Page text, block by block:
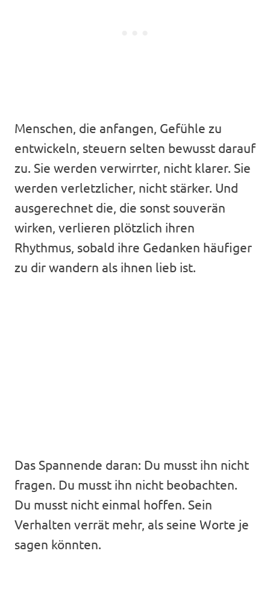
Menschen, die anfangen, Gefühle zu
entwickeln, steuern selten bewusst darauf
zu. Sie werden verwirrter, nicht klarer. Sie
werden verletzlicher, nicht stärker. Und
ausgerechnet die, die sonst souverän
wirken, verlieren plötzlich ihren
Rhythmus, sobald ihre Gedanken häufiger
zu dir wandern als ihnen lieb ist.
Das Spannende daran: Du musst ihn nicht
fragen. Du musst ihn nicht beobachten.
Du musst nicht einmal hoffen. Sein
Verhalten verrät mehr, als seine Worte je
sagen könnten.